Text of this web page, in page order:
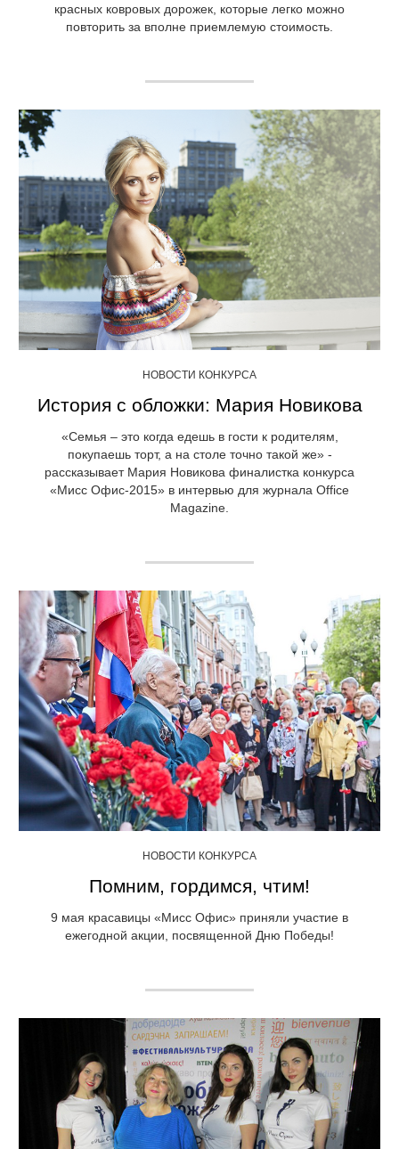
красных ковровых дорожек, которые легко можно
повторить за вполне приемлемую стоимость.
НОВОСТИ КОНКУРСА
История с обложки: Мария Новикова
«Семья – это когда едешь в гости к родителям,
покупаешь торт, а на столе точно такой же» -
рассказывает Мария Новикова финалистка конкурса
«Мисс Офис-2015» в интервью для журнала Office
Magazine.
НОВОСТИ КОНКУРСА
Помним, гордимся, чтим!
9 мая красавицы «Мисс Офис» приняли участие в
ежегодной акции, посвященной Дню Победы!